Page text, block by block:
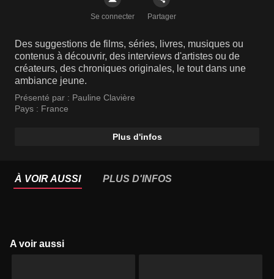
Se connecter Partager
Des suggestions de films, séries, livres, musiques ou
contenus à découvrir, des interviews d'artistes ou de
créateurs, des chroniques originales, le tout dans une
ambiance jeune.
Présenté par : Pauline Clavière
Pays : France
Plus d'infos
À VOIR AUSSI PLUS D'INFOS
A voir aussi